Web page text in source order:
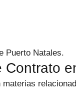
Puerto Natales.
Contrato